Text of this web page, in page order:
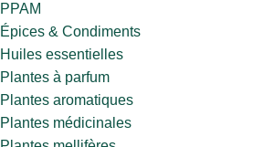
PPAM
Épices & Condiments
Huiles essentielles
Plantes à parfum
Plantes aromatiques
Plantes médicinales